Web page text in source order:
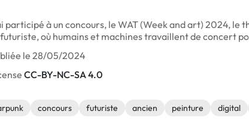
participé à un concours, le WAT (Week and art) 2024, le
où humains et machines travaillent de concert
le 28/05/2024
CC-BY-NC-SA 4.0
concours futuriste ancien peinture digital